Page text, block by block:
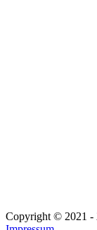
Copyright © 2021 -